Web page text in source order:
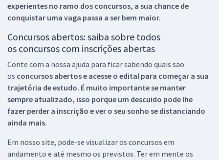
experientes no ramo dos concursos, a sua chance de
conquistar uma vaga passa a ser bem maior.
Concursos abertos: saiba sobre todos
os concursos com inscrições abertas
Conte com a nossa ajuda para ficar sabendo quais são
os concursos abertos e acesse o edital para começar a sua
trajetória de estudo. É muito importante se manter
sempre atualizado, isso porque um descuido pode lhe
fazer perder a inscrição e ver o seu sonho se distanciando
ainda mais.
Em nosso site, pode-se visualizar os concursos em
andamento e até mesmo os previstos. Ter em mente os